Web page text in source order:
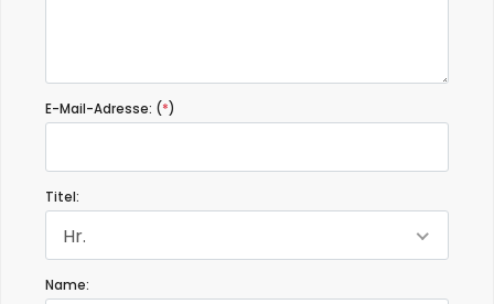
E-Mail-Adresse: (*)
Titel:
Hr.
Name: